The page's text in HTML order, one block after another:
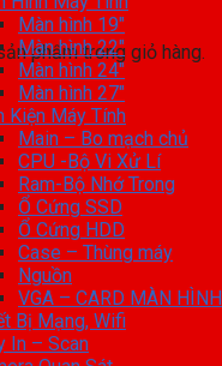
phẩm trong giỏ hàng.
Màn hình 19″
Màn hình 22″
Màn hình 24″
Màn hình 27″
Kiện Máy Tính
Main – Bo mạch chủ
CPU -Bộ Vi Xử Lí
Ram-Bộ Nhớ Trong
Ổ Cứng SSD
Ổ Cứng HDD
Case – Thùng máy
Nguồn
VGA – CARD MÀN HÌNH
Bị Mạng, Wifi
In – Scan